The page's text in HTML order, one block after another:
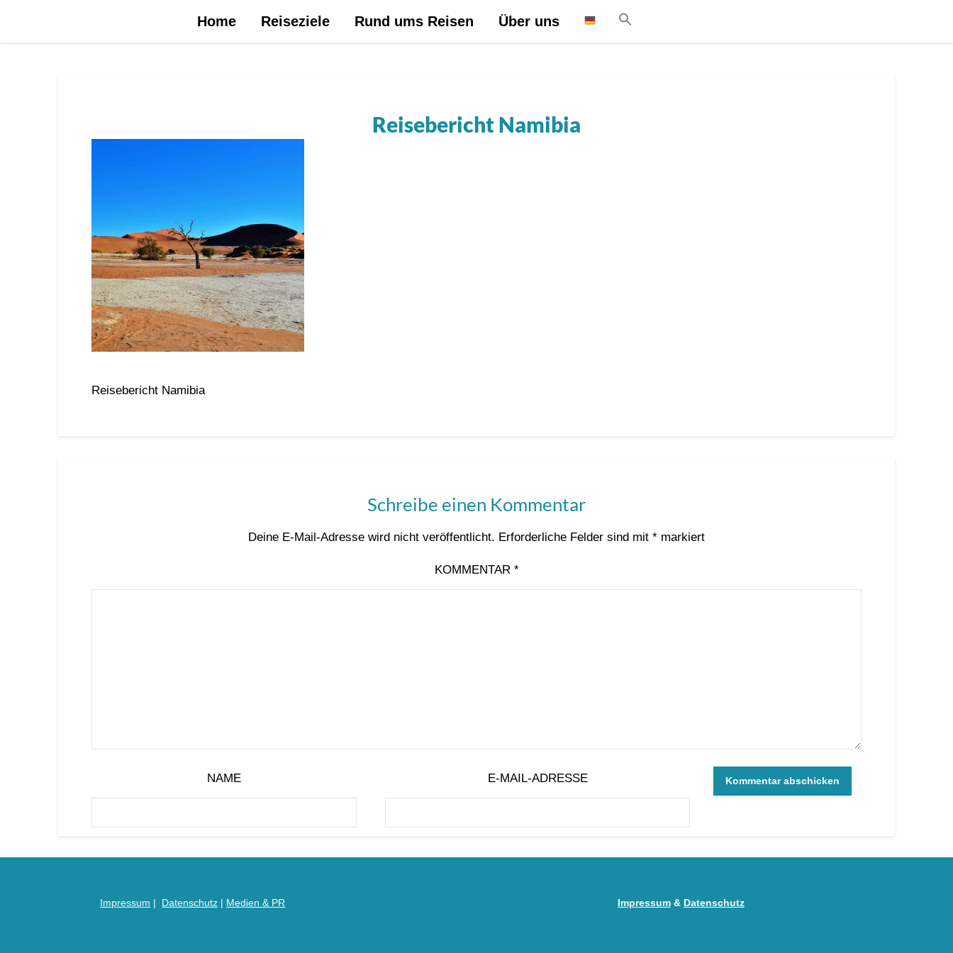
Urlaubsreise.blog – dein Reiseblog …
Home Reiseziele Rund ums Reisen Über uns
Reisebericht Namibia
Reisebericht Namibia
Schreibe einen Kommentar
Deine E-Mail-Adresse wird nicht veröffentlicht. Erforderliche Felder sind mit * markiert
KOMMENTAR *
NAME E-MAIL-ADRESSE
Impressum | Datenschutz | Medien & PR Impressum& Datenschutz